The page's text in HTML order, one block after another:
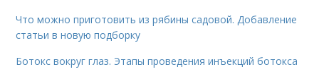
Что можно приготовить из рябины садовой. Добавление
статьи в новую подборку
Ботокс вокруг глаз. Этапы проведения инъекций ботокса